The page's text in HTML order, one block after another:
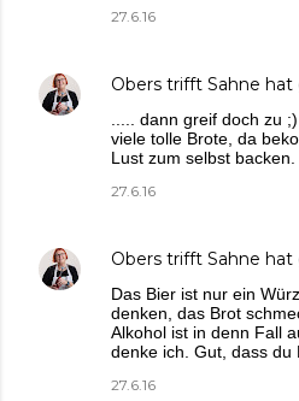
27.6.16
Obers trifft Sahne hat
..... dann greif doch zu
viele tolle Brote, da
Lust zum selbst backen.
27.6.16
Obers trifft Sahne hat
Das Bier ist nur ein
denken, das Brot
Alkohol ist in denn Fall
denke ich. Gut, dass du
27.6.16